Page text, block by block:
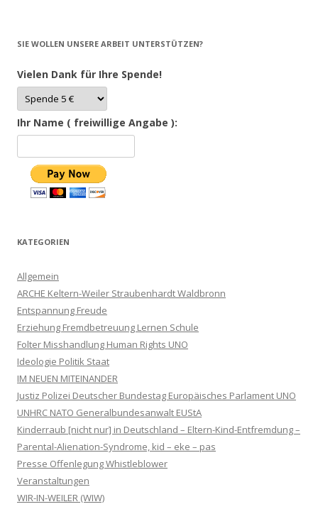
SIE WOLLEN UNSERE ARBEIT UNTERSTÜTZEN?
Vielen Dank für Ihre Spende!
Ihr Name ( freiwillige Angabe ):
KATEGORIEN
Allgemein
ARCHE Keltern-Weiler Straubenhardt Waldbronn
Entspannung Freude
Erziehung Fremdbetreuung Lernen Schule
Folter Misshandlung Human Rights UNO
Ideologie Politik Staat
IM NEUEN MITEINANDER
Justiz Polizei Deutscher Bundestag Europäisches Parlament UNO
UNHRC NATO Generalbundesanwalt EUStA
Kinderraub [nicht nur] in Deutschland – Eltern-Kind-Entfremdung –
Parental-Alienation-Syndrome, kid – eke – pas
Presse Offenlegung Whistleblower
Veranstaltungen
WIR-IN-WEILER (WIW)